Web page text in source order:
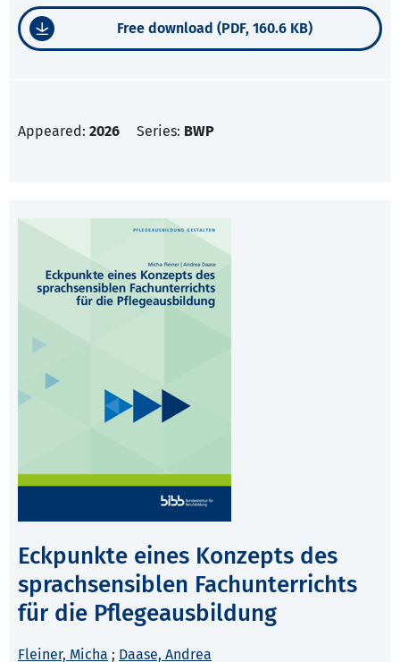
Free download (PDF, 160.6 KB)
Appeared: 2026 Series: BWP
Eckpunkte eines Konzepts des
sprachsensiblen Fachunterrichts
für die Pflegeausbildung
Fleiner, Micha ; Daase, Andrea